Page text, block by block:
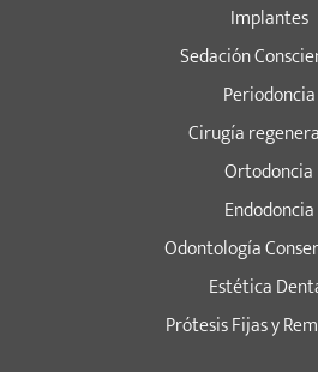
Implantes
Sedación
Periodoncia
Cirugía
Ortodoncia
Endodoncia
Odontología
Estética
Prótesis Fijas y